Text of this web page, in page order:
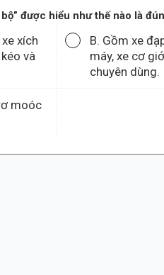
được hiểu như thế nào là
xích
và
B. Gồm xe
máy, xe cơ
chuyên dùng.
moóc